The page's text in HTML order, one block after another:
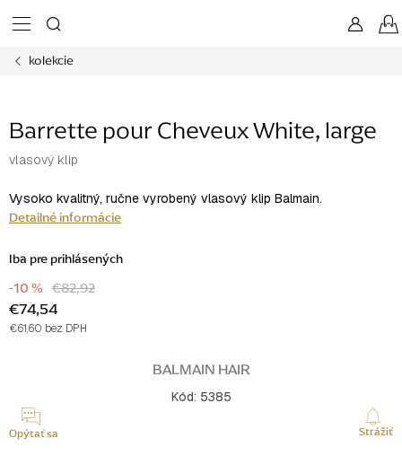
na
kolekcie
Barrette pour Cheveux White, large
vlasový klip
Vysoko kvalitný, ručne vyrobený vlasový klip Balmain.
Detailné informácie
Iba pre prihlásených
€82,92
-10 %
€74,54
€61,60 bez DPH
BALMAIN HAIR
Kód: 5385
Opýtať sa Strážiť